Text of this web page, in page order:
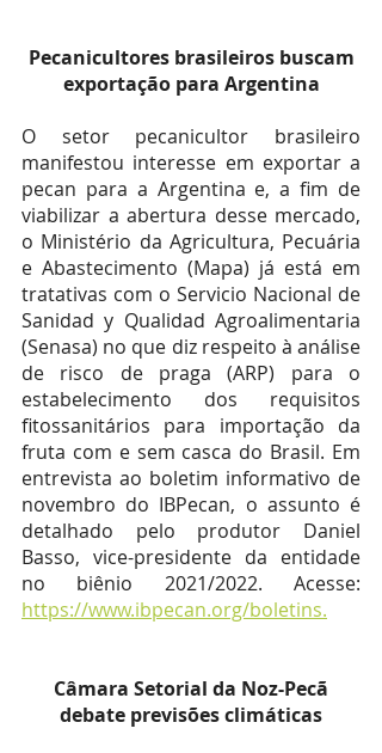
exportação para Argentina
O setor pecanicultor brasileiro
manifestou interesse em exportar a
pecan para a Argentina e, a fim de
viabilizar a abertura desse mercado,
o Ministério da Agricultura, Pecuária
e Abastecimento (Mapa) já está em
tratativas com o Servicio Nacional de
Sanidad y Qualidad Agroalimentaria
(Senasa) no que diz respeito à análise
de risco de praga (ARP) para o
estabelecimento dos requisitos
fitossanitários para importação da
fruta com e sem casca do Brasil. Em
entrevista ao boletim informativo de
novembro do IBPecan, o assunto é
detalhado pelo produtor Daniel
Basso, vice-presidente da entidade
https://www.ibpecan.org/boletins.
debate previsões climáticas